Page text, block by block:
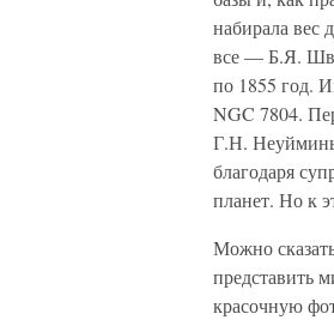
набирала вес
все — Б.Я.
по 1855 год.
NGC 7804.
Г.Н.
благодаря
планет. Но к
Можно
представить
красочную